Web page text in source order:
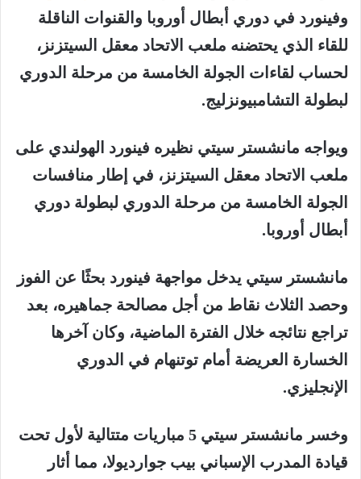
وفينورد في دوري أبطال أوروبا والقنوات الناقلة
للقاء الذي يحتضنه ملعب الاتحاد معقل السيتزنز،
لحساب لقاءات الجولة الخامسة من مرحلة الدوري
لبطولة التشامبيونزليج.
ويواجه مانشستر سيتي نظيره فينورد الهولندي على
ملعب الاتحاد معقل السيتزنز، في إطار منافسات
الجولة الخامسة من مرحلة الدوري لبطولة دوري
أبطال أوروبا.
مانشستر سيتي يدخل مواجهة فينورد بحثًا عن الفوز
وحصد الثلاث نقاط من أجل مصالحة جماهيره، بعد
تراجع نتائجه خلال الفترة الماضية، وكان آخرها
الخسارة العريضة أمام توتنهام في الدوري
الإنجليزي.
وخسر مانشستر سيتي 5 مباريات متتالية لأول تحت
قيادة المدرب الإسباني بيب جوارديولا، مما أثار